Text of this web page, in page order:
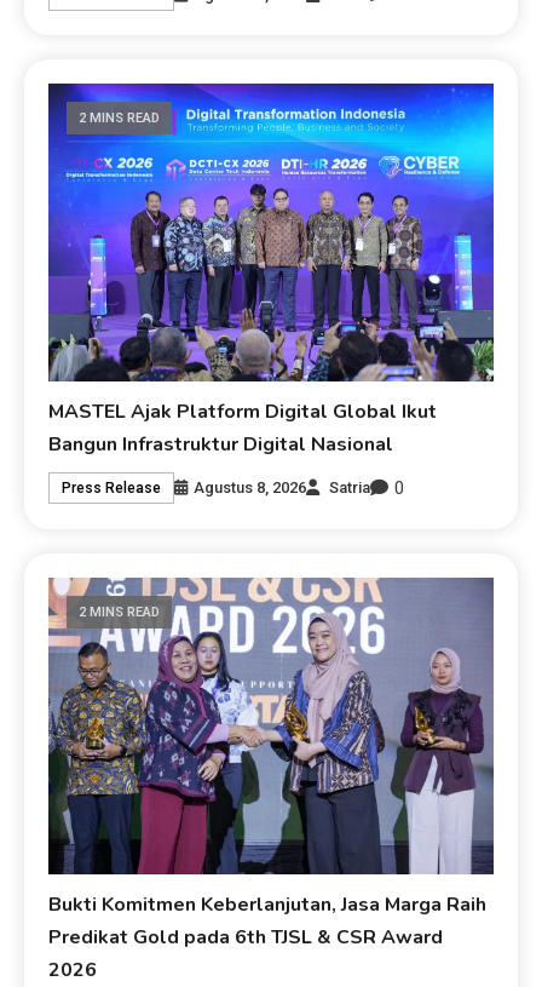
2 MINS READ
MASTEL Ajak Platform Digital Global Ikut
Bangun Infrastruktur Digital Nasional
Press Release Agustus 8, 2026 Satria 0
2 MINS READ
Bukti Komitmen Keberlanjutan, Jasa Marga Raih
Predikat Gold pada 6th TJSL & CSR Award
2026